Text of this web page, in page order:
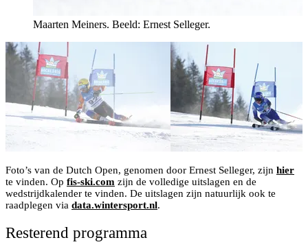
Maarten Meiners. Beeld: Ernest Selleger.
Foto’s van de Dutch Open, genomen door Ernest Selleger, zijn hier
te vinden. Op fis-ski.com zijn de volledige uitslagen en de
wedstrijdkalender te vinden. De uitslagen zijn natuurlijk ook te
raadplegen via data.wintersport.nl.
Resterend programma